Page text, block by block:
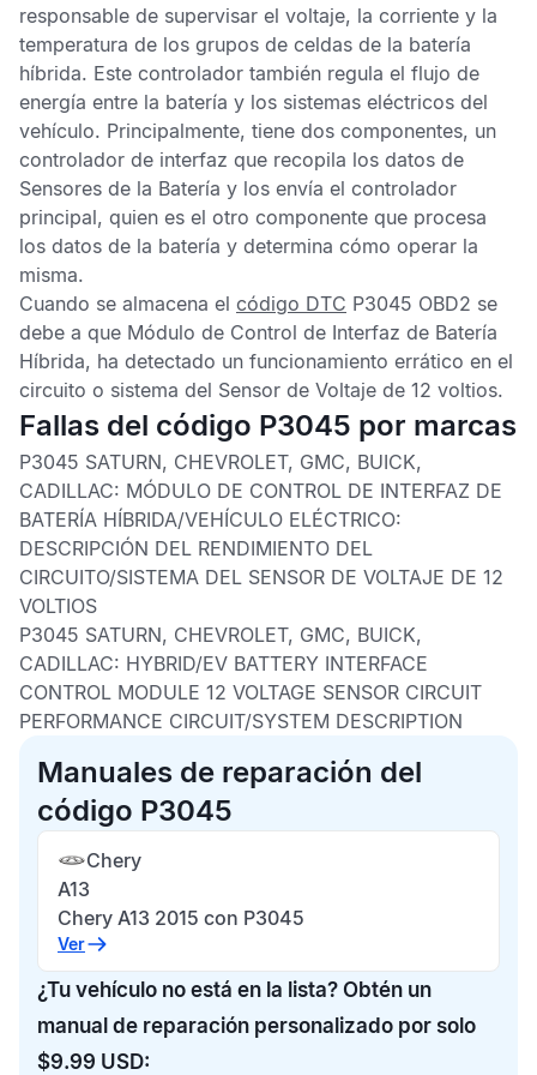
responsable de supervisar el voltaje, la corriente y la
temperatura de los grupos de celdas de la batería
híbrida. Este controlador también regula el flujo de
energía entre la batería y los sistemas eléctricos del
vehículo. Principalmente, tiene dos componentes, un
controlador de interfaz que recopila los datos de
Sensores de la Batería y los envía el controlador
principal, quien es el otro componente que procesa
los datos de la batería y determina cómo operar la
misma.
Cuando se almacena el código DTC P3045 OBD2 se
debe a que Módulo de Control de Interfaz de Batería
Híbrida, ha detectado un funcionamiento errático en el
circuito o sistema del Sensor de Voltaje de 12 voltios.
Fallas del código P3045 por marcas
P3045 SATURN, CHEVROLET, GMC, BUICK,
CADILLAC: MÓDULO DE CONTROL DE INTERFAZ DE
BATERÍA HÍBRIDA/VEHÍCULO ELÉCTRICO:
DESCRIPCIÓN DEL RENDIMIENTO DEL
CIRCUITO/SISTEMA DEL SENSOR DE VOLTAJE DE 12
VOLTIOS
P3045 SATURN, CHEVROLET, GMC, BUICK,
CADILLAC: HYBRID/EV BATTERY INTERFACE
CONTROL MODULE 12 VOLTAGE SENSOR CIRCUIT
PERFORMANCE CIRCUIT/SYSTEM DESCRIPTION
Manuales de reparación del
código P3045
Chery
A13
Chery A13 2015 con P3045
Ver
¿Tu vehículo no está en la lista? Obtén un
manual de reparación personalizado por solo
$9.99 USD: